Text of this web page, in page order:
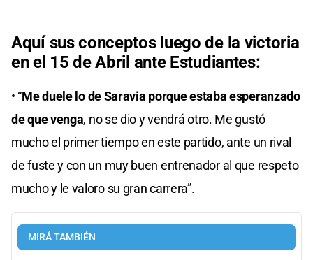
Aquí sus conceptos luego de la victoria
en el 15 de Abril ante Estudiantes:
• “Me duele lo de Saravia porque estaba esperanzado
de quevenga, no se dio y vendrá otro. Me gustó
mucho el primer tiempo en este partido, ante un rival
de fuste y con un muy buen entrenador al que respeto
mucho y le valoro su gran carrera”.
MIRÁ TAMBIÉN